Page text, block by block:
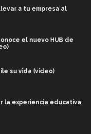
a tu empresa al
el nuevo HUB de
su vida (video)
la experiencia educativa